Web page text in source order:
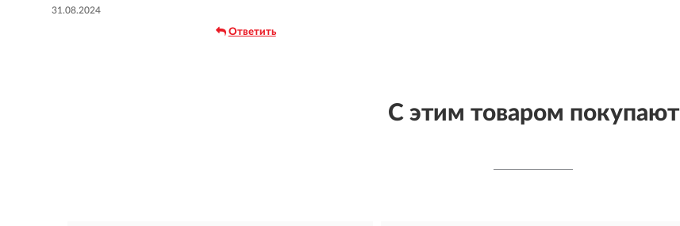
31.08.2024
Ответить
С этим товаром покупают